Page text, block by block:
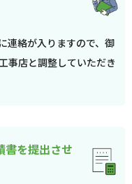
連絡が入りますので、御
事店と調整していただき
書を提出させ